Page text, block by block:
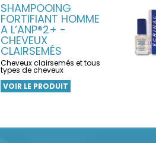
SHAMPOOING
FORTIFIANT HOMME
A L’ANP®2+ -
CHEVEUX
CLAIRSEMÉS
Cheveux clairsemés et tous
types de cheveux
VOIR LE PRODUIT